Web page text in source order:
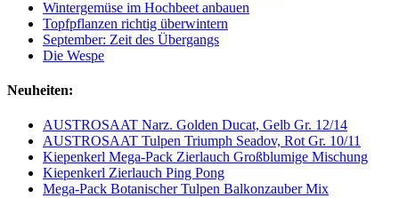
Wintergemüse im Hochbeet anbauen
Topfpflanzen richtig überwintern
September: Zeit des Übergangs
Die Wespe
Neuheiten:
AUSTROSAAT Narz. Golden Ducat, Gelb Gr. 12/14
AUSTROSAAT Tulpen Triumph Seadov, Rot Gr. 10/11
Kiepenkerl Mega-Pack Zierlauch Großblumige Mischung
Kiepenkerl Zierlauch Ping Pong
Mega-Pack Botanischer Tulpen Balkonzauber Mix